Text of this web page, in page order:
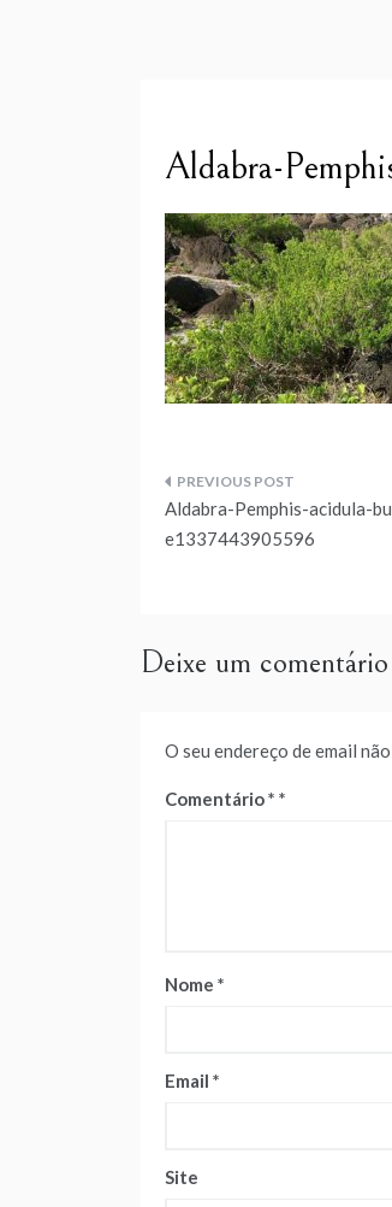
Aldabra-
Navegação
de
Aldabra-Pemphis-acidula-
e1337443905596
Deixe um comentário
O seu endereço de email
Comentário*
Nome *
Email *
Site